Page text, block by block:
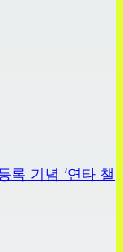
록 기념 ‘연타 챌